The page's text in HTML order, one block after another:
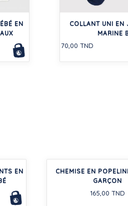
EN
COLLANT UNI EN
MARINE
70,00 TND
EN
CHEMISE EN
GARÇON
165,00 TND